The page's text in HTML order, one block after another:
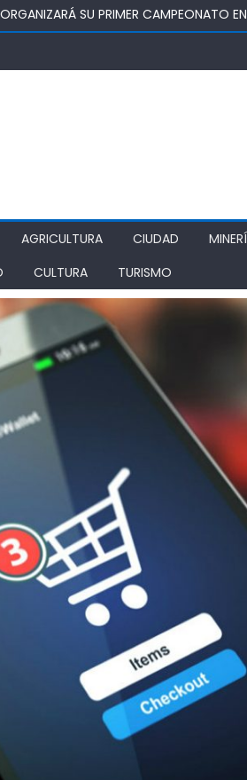
DE PACIENTE FALLECIDO POR FALTA
CONCEJO APROBÓ POR
AGRICULTURA CIUDAD
CULTURA TURISMO